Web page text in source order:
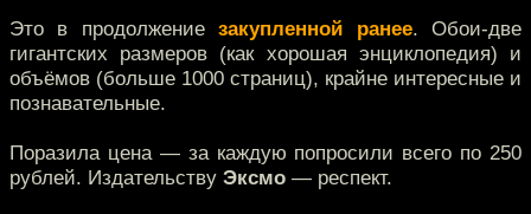
Это в продолжениезакупленной ранее. Обои-две
гигантских размеров (как хорошая энциклопедия) и
объёмов (больше 1000 страниц), крайне интересные и
познавательные.
Поразила цена — за каждую попросили всего по 250
рублей. Издательству Эксмо — респект.